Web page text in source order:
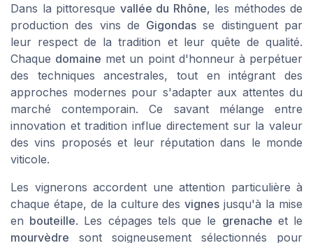
Dans la pittoresque vallée du Rhône, les méthodes de
production des vins de Gigondas se distinguent par
leur respect de la tradition et leur quête de qualité.
Chaque domaine met un point d'honneur à perpétuer
des techniques ancestrales, tout en intégrant des
approches modernes pour s'adapter aux attentes du
marché contemporain. Ce savant mélange entre
innovation et tradition influe directement sur la valeur
des vins proposés et leur réputation dans le monde
viticole.
Les vignerons accordent une attention particulière à
chaque étape, de la culture desvignes jusqu'à la mise
en bouteille. Les cépages tels que le grenache et le
mourvèdre sont soigneusement sélectionnés pour